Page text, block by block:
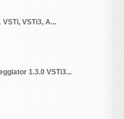
VSTi3, A...
1.3.0 VSTi3...